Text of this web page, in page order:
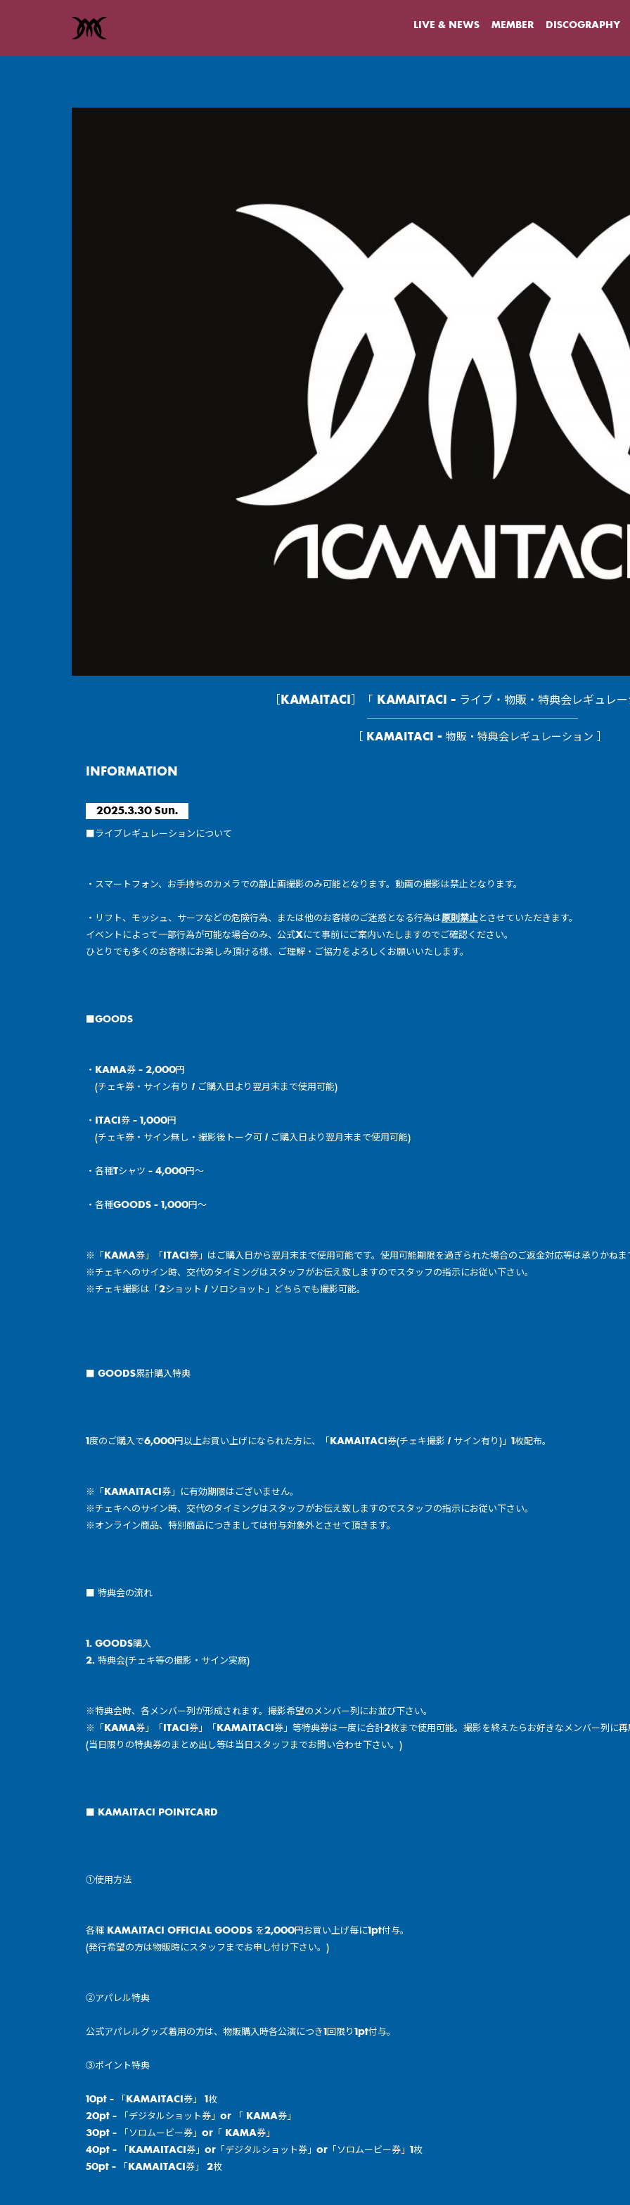
LIVE & NEWS MEMBER DISCOGRAPHY
［KAMAITACI］「 KAMAITACI - ライブ・物販・特典会レギュレー
［ KAMAITACI - 物販・特典会レギュレーション ］
INFORMATION
2025.3.30 Sun.
■ライブレギュレーションについて
・スマートフォン、お手持ちのカメラでの静止画撮影のみ可能となります。動画の撮影は禁止となります。
・リフト、モッシュ、サーフなどの危険行為、または他のお客様のご迷惑となる行為は原則禁止とさせていただきます。
イベントによって一部行為が可能な場合のみ、公式Xにて事前にご案内いたしますのでご確認ください。
ひとりでも多くのお客様にお楽しみ頂ける様、ご理解・ご協力をよろしくお願いいたします。
■GOODS
・KAMA券 - 2,000円
(チェキ券・サイン有り / ご購入日より翌月末まで使用可能)
・ITACI券 - 1,000円
(チェキ券・サイン無し・撮影後トーク可 / ご購入日より翌月末まで使用可能)
・各種Tシャツ - 4,000円〜
・各種GOODS - 1,000円〜
※「KAMA券」「ITACI券」はご購入日から翌月末まで使用可能です。使用可能期限を過ぎられた場合のご返金対応等は承りかねま
※チェキへのサイン時、交代のタイミングはスタッフがお伝え致しますのでスタッフの指示にお従い下さい。
※チェキ撮影は「2ショット / ソロショット」どちらでも撮影可能。
■ GOODS累計購入特典
1度のご購入で6,000円以上お買い上げになられた方に、「KAMAITACI券(チェキ撮影 / サイン有り)」1枚配布。
※「KAMAITACI券」に有効期限はございません。
※チェキへのサイン時、交代のタイミングはスタッフがお伝え致しますのでスタッフの指示にお従い下さい。
※オンライン商品、特別商品につきましては付与対象外とさせて頂きます。
■ 特典会の流れ
1. GOODS購入
2. 特典会(チェキ等の撮影・サイン実施)
※特典会時、各メンバー列が形成されます。撮影希望のメンバー列にお並び下さい。
※「KAMA券」「ITACI券」「KAMAITACI券」等特典券は一度に合計2枚まで使用可能。 撮影を終えたらお好きなメンバー列に再
(当日限りの特典券のまとめ出し等は当日スタッフまでお問い合わせ下さい。)
■ KAMAITACI POINTCARD
①使用方法
各種 KAMAITACI OFFICIAL GOODS を2,000円お買い上げ毎に1pt付与。
(発行希望の方は物販時にスタッフまでお申し付け下さい。)
②アパレル特典
公式アパレルグッズ着用の方は、物販購入時各公演につき1回限り1pt付与。
③ポイント特典
10pt - 「KAMAITACI券」 1枚
20pt - 「デジタルショット券」or 「 KAMA券」
30pt - 「ソロムービー券」or「 KAMA券」
40pt - 「KAMAITACI券」or「デジタルショット券」or「ソロムービー券」1枚
50pt - 「KAMAITACI券」 2枚